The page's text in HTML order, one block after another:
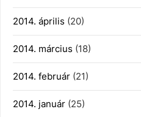
2014. április (20)
2014. március (18)
2014. február (21)
2014. január (25)